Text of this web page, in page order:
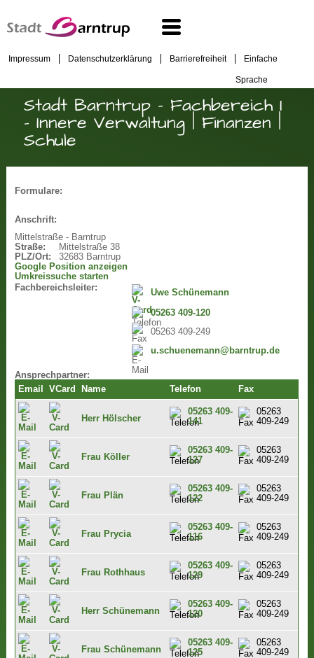
Impressum Datenschutzerklärung Barrierefreiheit Einfache
Sprache
Stadt Barntrup - Fachbereich I
- Innere Verwaltung | Finanzen |
Schule
Formulare:
Anschrift:
Mittelstraße - Barntrup
Straße:
Mittelstraße 38
PLZ/Ort:
32683 Barntrup
Google Position anzeigen
Umkreissuche starten
Fachbereichsleiter:
Uwe Schünemann
05263 409-120
05263 409-249
u.schuenemann@barntrup.de
Ansprechpartner:
Email
VCard Name Telefon Fax
Herr Hölscher
05263 409-
141
05263
409-249
Frau Köller
05263 409-
127
05263
409-249
Frau Plän
05263 409-
122
05263
409-249
Frau Prycia
05263 409-
116
05263
409-249
Frau Rothhaus
05263 409-
129
05263
409-249
Herr Schünemann
05263 409-
120
05263
409-249
Frau Schünemann
05263 409-
125
05263
409-249